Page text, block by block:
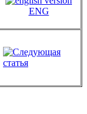
ENG